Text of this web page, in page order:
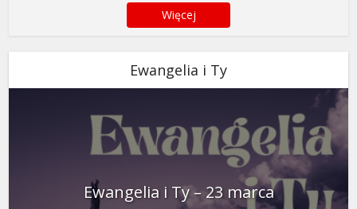
Więcej
Ewangelia i Ty
Ewangelia i Ty – 23 marca